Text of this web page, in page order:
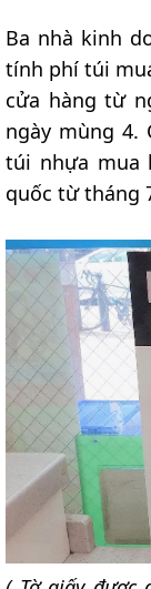
Ba nhà kinh
tính phí túi
cửa hàng từ
ngày mùng 4.
túi nhựa mua
quốc từ tháng